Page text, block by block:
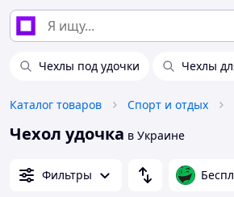
Чехлы под удочки Чехлы
Каталог товаров Спорт и отдых
Чехол удочка в Украине
Фильтры